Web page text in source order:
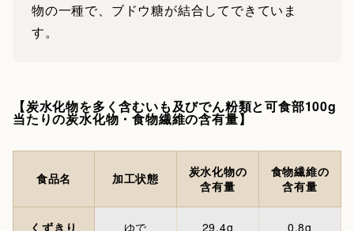
物の一種で、ブドウ糖が結合してできていま
す。
【炭水化物を多く含むいも及びでん粉類と可食部100g
当たりの炭水化物・食物繊維の含有量】
食品名 加工状態
炭水化物の
含有量
食物繊維の
含有量
くずきり ゆで 29.4g 0.8g